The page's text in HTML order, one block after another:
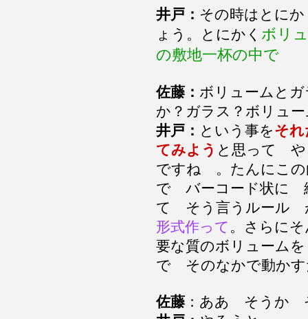
井戸： その時はとに
ょう。とにかく ボリ
の敷地一杯の中で
佐藤： ボリュームと
か？ガラス？ボリュ
井戸： という事をそ
てみよう と思って や
ですね 。たんにこの
で バーコード状に
て そう言うルール
形式作って 。さらに
要な質のボリューム
で そのなかで動かす
佐藤 ：ああ そうか